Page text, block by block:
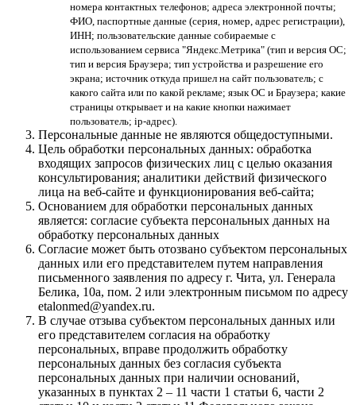
номера контактных телефонов; адреса электронной почты;
ФИО, паспортные данные (серия, номер, адрес регистрации),
ИНН; пользовательские данные собираемые с
использованием сервиса "Яндекс.Метрика" (тип и версия ОС;
тип и версия Браузера; тип устройства и разрешение его
экрана; источник откуда пришел на сайт пользователь; с
какого сайта или по какой рекламе; язык ОС и Браузера; какие
страницы открывает и на какие кнопки нажимает
пользователь; ip-адрес).
Персональные данные не являются общедоступными.
Цель обработки персональных данных: обработка
входящих запросов физических лиц с целью оказания
консультирования; аналитики действий физического
лица на веб-сайте и функционирования веб-сайта;
Основанием для обработки персональных данных
является: согласие субъекта персональных данных на
обработку персональных данных
Согласие может быть отозвано субъектом персональных
данных или его представителем путем направления
письменного заявления по адресу г. Чита, ул. Генерала
Белика, 10а, пом. 2 или электронным письмом по адресу
etalonmed@yandex.ru.
В случае отзыва субъектом персональных данных или
его представителем согласия на обработку
персональных, вправе продолжить обработку
персональных данных без согласия субъекта
персональных данных при наличии оснований,
указанных в пунктах 2 – 11 части 1 статьи 6, части 2